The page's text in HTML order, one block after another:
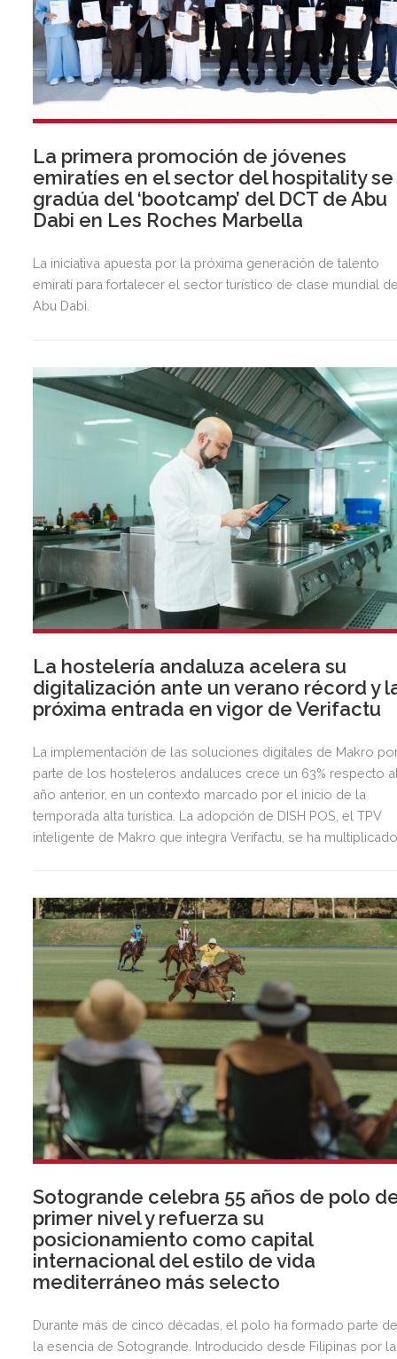
La primera promoción de jóvenes
emiratíes en el sector del hospitality se
gradúa del ‘bootcamp’ del DCT de Abu
Dabi en Les Roches Marbella
La iniciativa apuesta por la próxima generación de talento
emiratí para fortalecer el sector turístico de clase mundial
Abu Dabi.
La hostelería andaluza acelera su
digitalización ante un verano récord y
próxima entrada en vigor de Verifactu
La implementación de las soluciones digitales de Makro
parte de los hosteleros andaluces crece un 63% respecto
año anterior, en un contexto marcado por el inicio de la
temporada alta turística. La adopción de DISH POS, el TPV
inteligente de Makro que integra Verifactu, se ha
Sotogrande celebra 55 años de polo
primer nivel y refuerza su
posicionamiento como capital
internacional del estilo de vida
mediterráneo más selecto
Durante más de cinco décadas, el polo ha formado parte
la esencia de Sotogrande. Introducido desde Filipinas por la